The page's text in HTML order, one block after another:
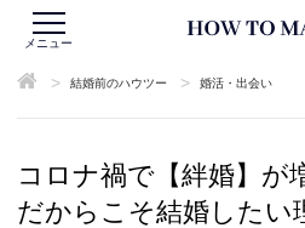
メニュー
> 結婚前のハウツー > 婚活・出会い
コロナ禍で【絆婚】が
だからこそ結婚したい